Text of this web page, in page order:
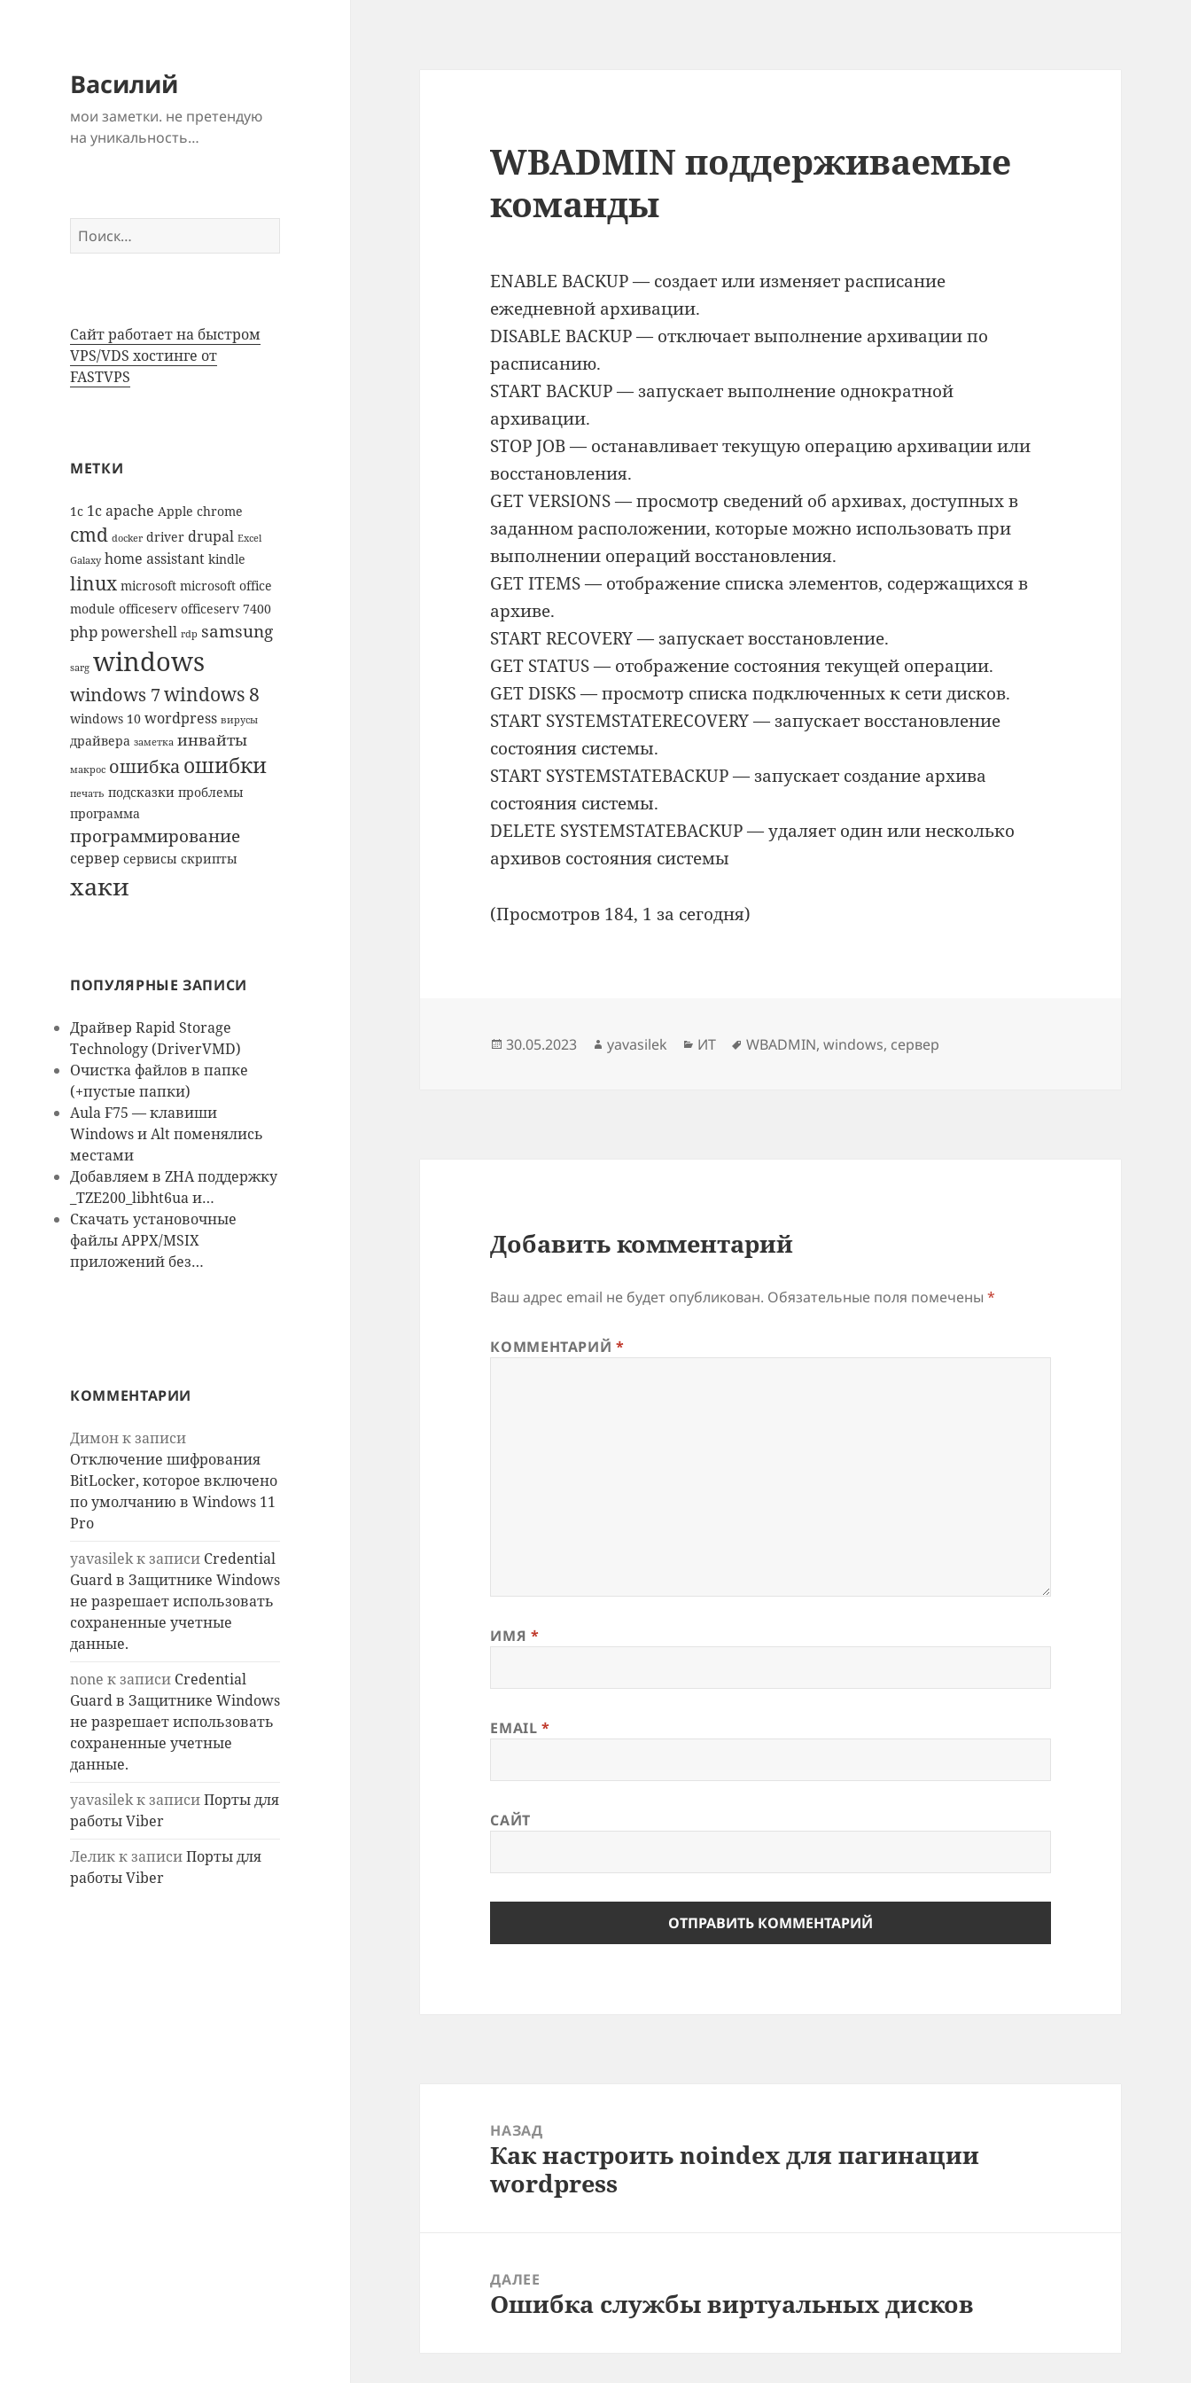
Василий
мои заметки. не претендую
на уникальность…
Найти:
Сайт работает на быстром
VPS/VDS хостинге от
FASTVPS
МЕТКИ
1c 1сapache Apple chrome
cmd docker driver drupal Excel
Galaxy home assistant kindle
linux microsoft microsoft office
module officeserv officeserv 7400
phppowershell rdp samsung
sarg windows
windows 7windows 8
windows 10 wordpress вирусы
драйвера заметка инвайты
макрос ошибкаошибки
печать подсказки проблемы
программа
программирование
сервер сервисы скрипты
хаки
ПОПУЛЯРНЫЕ ЗАПИСИ
Драйвер Rapid Storage
Technology (DriverVMD)
Очистка файлов в папке
(+пустые папки)
Aula F75 — клавиши
Windows и Alt поменялись
местами
Добавляем в ZHA поддержку
_TZE200_libht6ua и…
Скачать установочные
файлы APPX/MSIX
приложений без…
КОММЕНТАРИИ
Димонк записи
Отключение шифрования
BitLocker, которое включено
по умолчанию в Windows 11
Pro
yavasilekк записи Credential
Guard в Защитнике Windows
не разрешает использовать
сохраненные учетные
данные.
none к записи Credential
Guard в Защитнике Windows
не разрешает использовать
сохраненные учетные
данные.
yavasilekк записиПорты для
работы Viber
Леликк записиПорты для
работы Viber
WBADMIN поддерживаемые
команды
ENABLE BACKUP — создает или изменяет расписание
ежедневной архивации.
DISABLE BACKUP — отключает выполнение архивации по
расписанию.
START BACKUP — запускает выполнение однократной
архивации.
STOP JOB — останавливает текущую операцию архивации или
восстановления.
GET VERSIONS — просмотр сведений об архивах, доступных в
заданном расположении, которые можно использовать при
выполнении операций восстановления.
GET ITEMS — отображение списка элементов, содержащихся в
архиве.
START RECOVERY — запускает восстановление.
GET STATUS — отображение состояния текущей операции.
GET DISKS — просмотр списка подключенных к сети дисков.
START SYSTEMSTATERECOVERY — запускает восстановление
состояния системы.
START SYSTEMSTATEBACKUP — запускает создание архива
состояния системы.
DELETE SYSTEMSTATEBACKUP — удаляет один или несколько
архивов состояния системы
(Просмотров 184, 1 за сегодня)
Опубликовано
30.05.2023 Автор
yavasilek Рубрики
ИТ Метки
WBADMIN,windows, сервер
Добавить комментарий
Ваш адрес email не будет опубликован. Обязательные поля помечены*
КОММЕНТАРИЙ*
ИМЯ *
EMAIL*
САЙТ
записям
НАЗАД
Предыдущая
запись:
Как настроить noindex для пагинации
wordpress
ДАЛЕЕ
Следующая
Ошибка службы виртуальных дисков